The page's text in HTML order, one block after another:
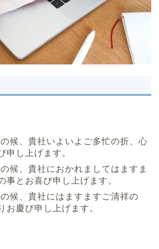
候、貴社いよいよご多忙の折、心
申し上げます。
候、貴社におかれましてはますま
事とお喜び申し上げます。
候、貴社にはますますご清祥の
お慶び申し上げます。